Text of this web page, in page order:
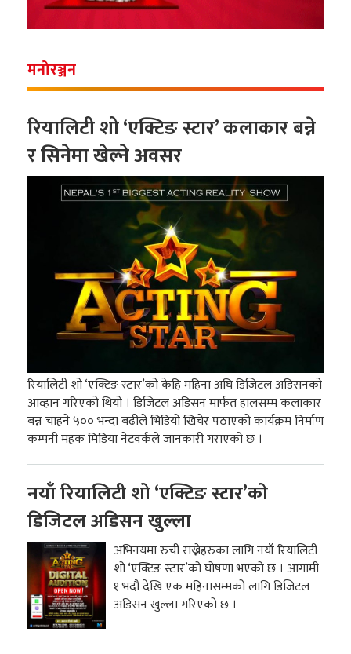
मनोरञ्जन
रियालिटी शो ‘एक्टिङ स्टार’ कलाकार बन्ने
र सिनेमा खेल्ने अवसर
रियालिटी शो ‘एक्टिङ स्टार’को केहि महिना अघि डिजिटल अडिसनको
आव्हान गरिएको थियो । डिजिटल अडिसन मार्फत हालसम्म कलाकार
बन्न चाहने ५०० भन्दा बढीले भिडियो खिचेर पठाएको कार्यक्रम निर्माण
कम्पनी महक मिडिया नेटवर्कले जानकारी गराएको छ ।
नयाँ रियालिटी शो ‘एक्टिङ स्टार’को
डिजिटल अडिसन खुल्ला
अभिनयमा रुची राख्नेहरुका लागि नयाँ रियालिटी
शो ‘एक्टिङ स्टार’को घोषणा भएको छ । आगामी
१ भदौ देखि एक महिनासम्मको लागि डिजिटल
अडिसन खुल्ला गरिएको छ ।